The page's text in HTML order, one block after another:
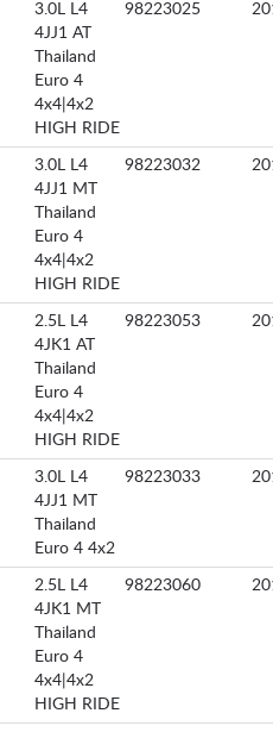
3.0L L4
4JJ1 AT
Thailand
Euro 4
4x4|4x2
HIGH RIDE
98223025
3.0L L4
4JJ1 MT
Thailand
Euro 4
4x4|4x2
HIGH RIDE
98223032
2.5L L4
4JK1 AT
Thailand
Euro 4
4x4|4x2
HIGH RIDE
98223053
3.0L L4
4JJ1 MT
Thailand
Euro 4 4x2
98223033
2.5L L4
4JK1 MT
Thailand
Euro 4
4x4|4x2
HIGH RIDE
98223060